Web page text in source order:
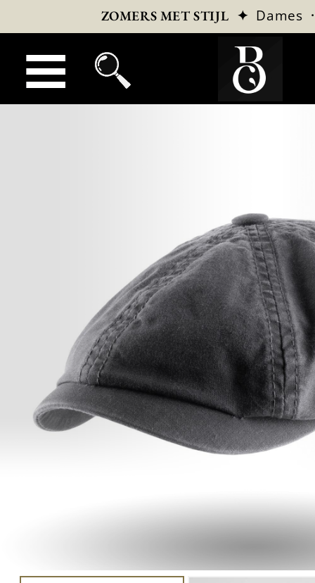
ZOMERS MET STIJL ✦ Dames